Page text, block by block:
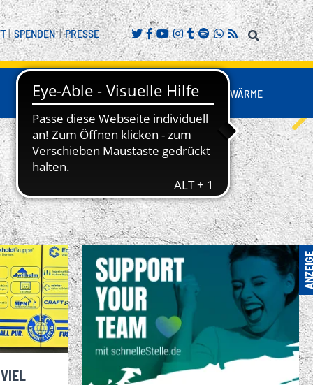
|SPENDEN|PRESSE
VIELFÄLTIGE
FC LOK LEIPZIG
FANS BUSINESS NESTWÄRME